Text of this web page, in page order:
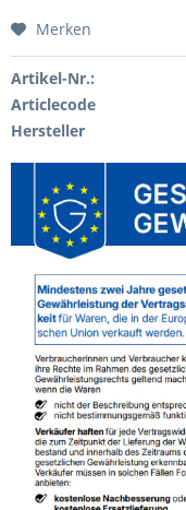
Merken
Artikel-Nr.:
Articlecode
Hersteller